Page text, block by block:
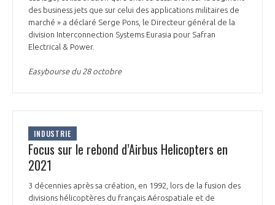
des business jets que sur celui des applications militaires de
marché » a déclaré Serge Pons, le Directeur général de la
division Interconnection Systems Eurasia pour Safran
Electrical & Power.
Easybourse du 28 octobre
INDUSTRIE
Focus sur le rebond d’Airbus Helicopters en
2021
3 décennies après sa création, en 1992, lors de la fusion des
divisions hélicoptères du français Aérospatiale et de